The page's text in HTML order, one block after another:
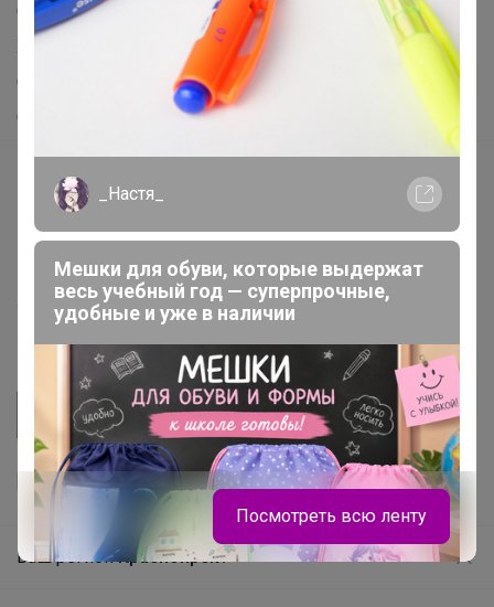
Ваш регионКрасноярск?
Самое выгодное
Хиты продаж
Самое желанное
Самое быстрое
Начать зарабатывать с 24-ok
Picabox.ru - Лучшее место для ваших изображений
Розыгрыш - Генератор случайных чисел
Пульс нашего маркетплейса
Укорачиватель ссылок
_Настя_
Мешки для обуви, которые выдержат
весь учебный год — суперпрочные,
удобные и уже в наличии
Посмотреть всю ленту
Продолжая использовать этот сайт и нажимая кнопку